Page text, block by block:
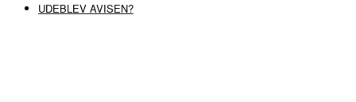
UDEBLEV AVISEN?